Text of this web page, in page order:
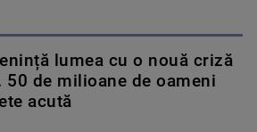
lumea cu o nouă criză
50 de milioane de oameni
acută